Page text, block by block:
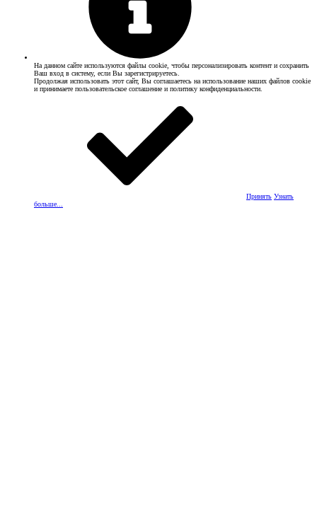
На данном сайте используются файлы cookie, чтобы персонализировать контент и сохранить
Ваш вход в систему, если Вы зарегистрируетесь.
Продолжая использовать этот сайт, Вы соглашаетесь на использование наших файлов cookie
и принимаете пользовательское соглашение и политику конфиденциальности.
Принять Узнать
больше...